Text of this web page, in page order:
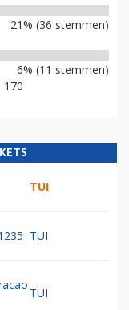
21% (36 stemmen)
6% (11 stemmen)
170
TUI
TUI
TUI